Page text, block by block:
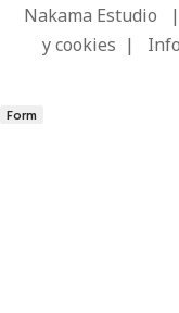
Nakama Estudio
y cookies |
Form